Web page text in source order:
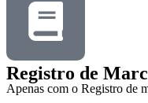
Registro de
Apenas com o Registro de